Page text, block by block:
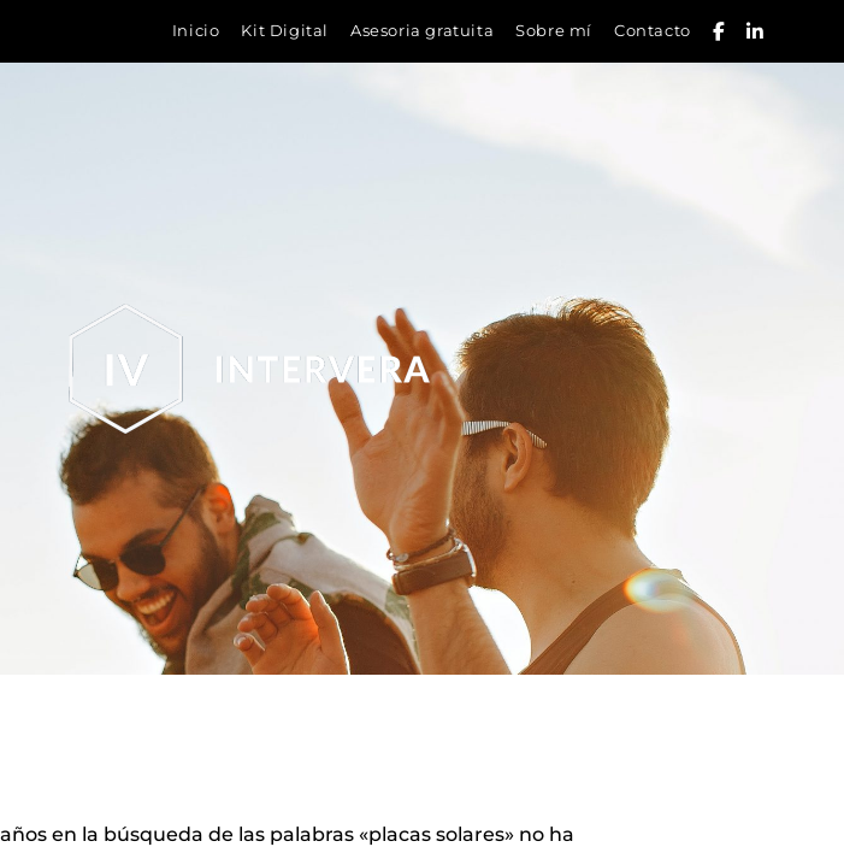
Inicio Kit Digital Asesoria gratuita Sobre mí Contacto
en la búsqueda de las palabras «placas solares» no ha